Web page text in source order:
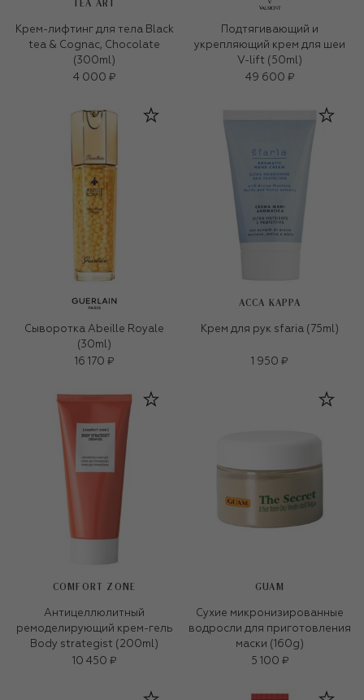
TEA ART
Крем-лифтинг для тела Black
tea & Cognac, Chocolate
(300ml)
4 000 ₽
Подтягивающий и
укрепляющий крем для шеи
V-lift (50ml)
49 600 ₽
Сыворотка Abeille Royale
(30ml)
16 170 ₽
ACCA KAPPA
Крем для рук sfaria (75ml)
1 950 ₽
COMFORT ZONE
Антицеллюлитный
ремоделирующий крем-гель
Body strategist (200ml)
10 450 ₽
GUAM
Сухие микронизированные
водросли для приготовления
маски (160g)
5 100 ₽